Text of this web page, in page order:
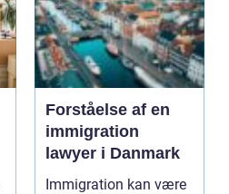
Forståelse af en
immigration
lawyer i Danmark
Immigration kan være